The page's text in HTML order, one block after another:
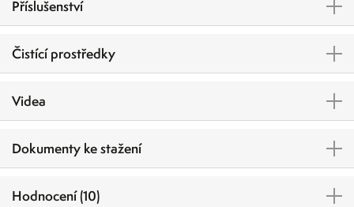
Příslušenství
Čistící prostředky
Videa
Dokumenty ke stažení
Hodnocení (10)